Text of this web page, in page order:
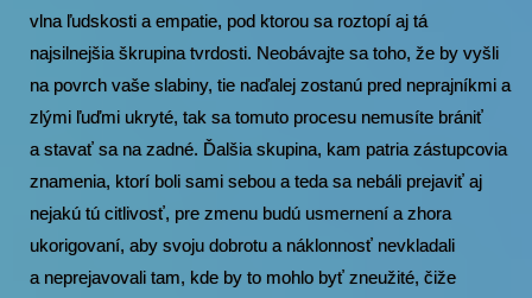
vlna ľudskosti a empatie, pod ktorou sa roztopí aj tá
najsilnejšia škrupina tvrdosti. Neobávajte sa toho, že by vyšli
na povrch vaše slabiny, tie naďalej zostanú pred neprajníkmi a
zlými ľuďmi ukryté, tak sa tomuto procesu nemusíte brániť
a stavať sa na zadné. Ďalšia skupina, kam patria zástupcovia
znamenia, ktorí boli sami sebou a teda sa nebáli prejaviť aj
nejakú tú citlivosť, pre zmenu budú usmernení a zhora
ukorigovaní, aby svoju dobrotu a náklonnosť nevkladali
a neprejavovali tam, kde by to mohlo byť zneužité, čiže